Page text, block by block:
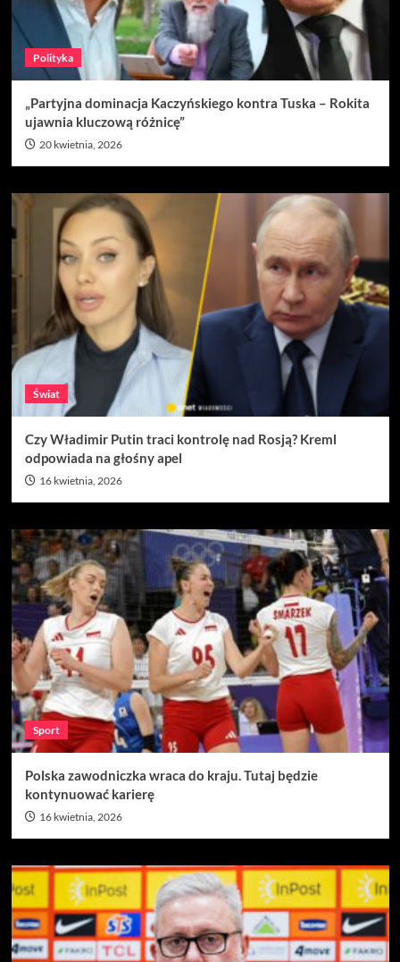
Polityka
„Partyjna dominacja Kaczyńskiego kontra Tuska – Rokita
ujawnia kluczową różnicę”
20 kwietnia, 2026
Świat
Czy Władimir Putin traci kontrolę nad Rosją? Kreml
odpowiada na głośny apel
16 kwietnia, 2026
Sport
Polska zawodniczka wraca do kraju. Tutaj będzie
kontynuować karierę
16 kwietnia, 2026